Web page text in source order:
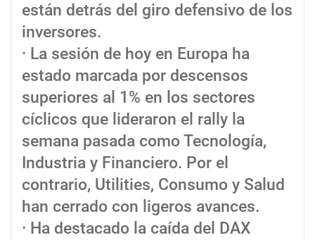
están detrás del giro defensivo de los
inversores.
· La sesión de hoy en Europa ha
estado marcada por descensos
superiores al 1% en los sectores
cíclicos que lideraron el rally la
semana pasada como Tecnología,
Industria y Financiero. Por el
contrario, Utilities, Consumo y Salud
han cerrado con ligeros avances.
· Ha destacado la caída del DAX